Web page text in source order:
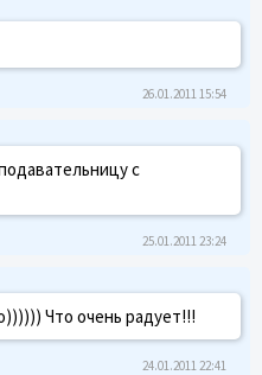
26.01.2011 15:54
с
25.01.2011 23:24
Что очень радует!!!
24.01.2011 22:41